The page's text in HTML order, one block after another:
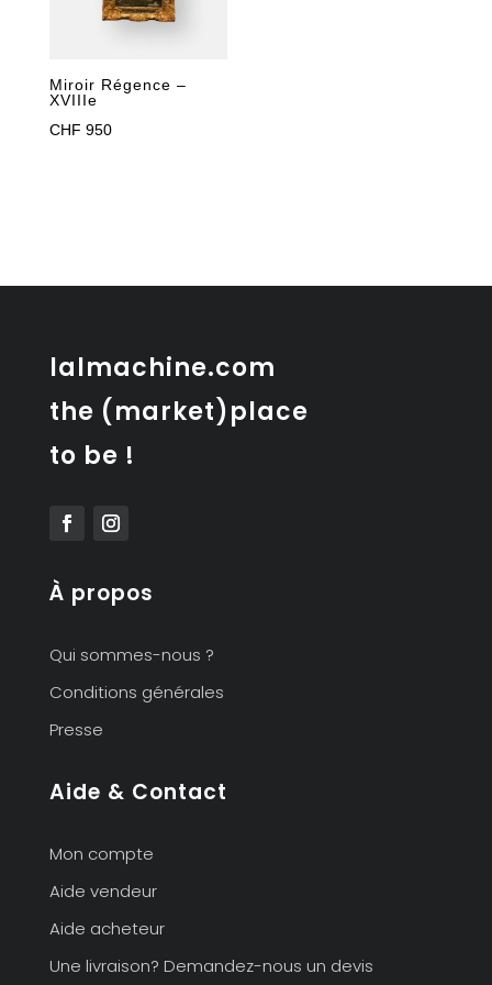
Miroir Régence –
XVIIIe
CHF 950
lalmachine.com
the (market)place
to be !
À propos
Qui sommes-nous ?
Conditions générales
Presse
Aide & Contact
Mon compte
Aide vendeur
Aide acheteur
Une livraison? Demandez-nous un devis